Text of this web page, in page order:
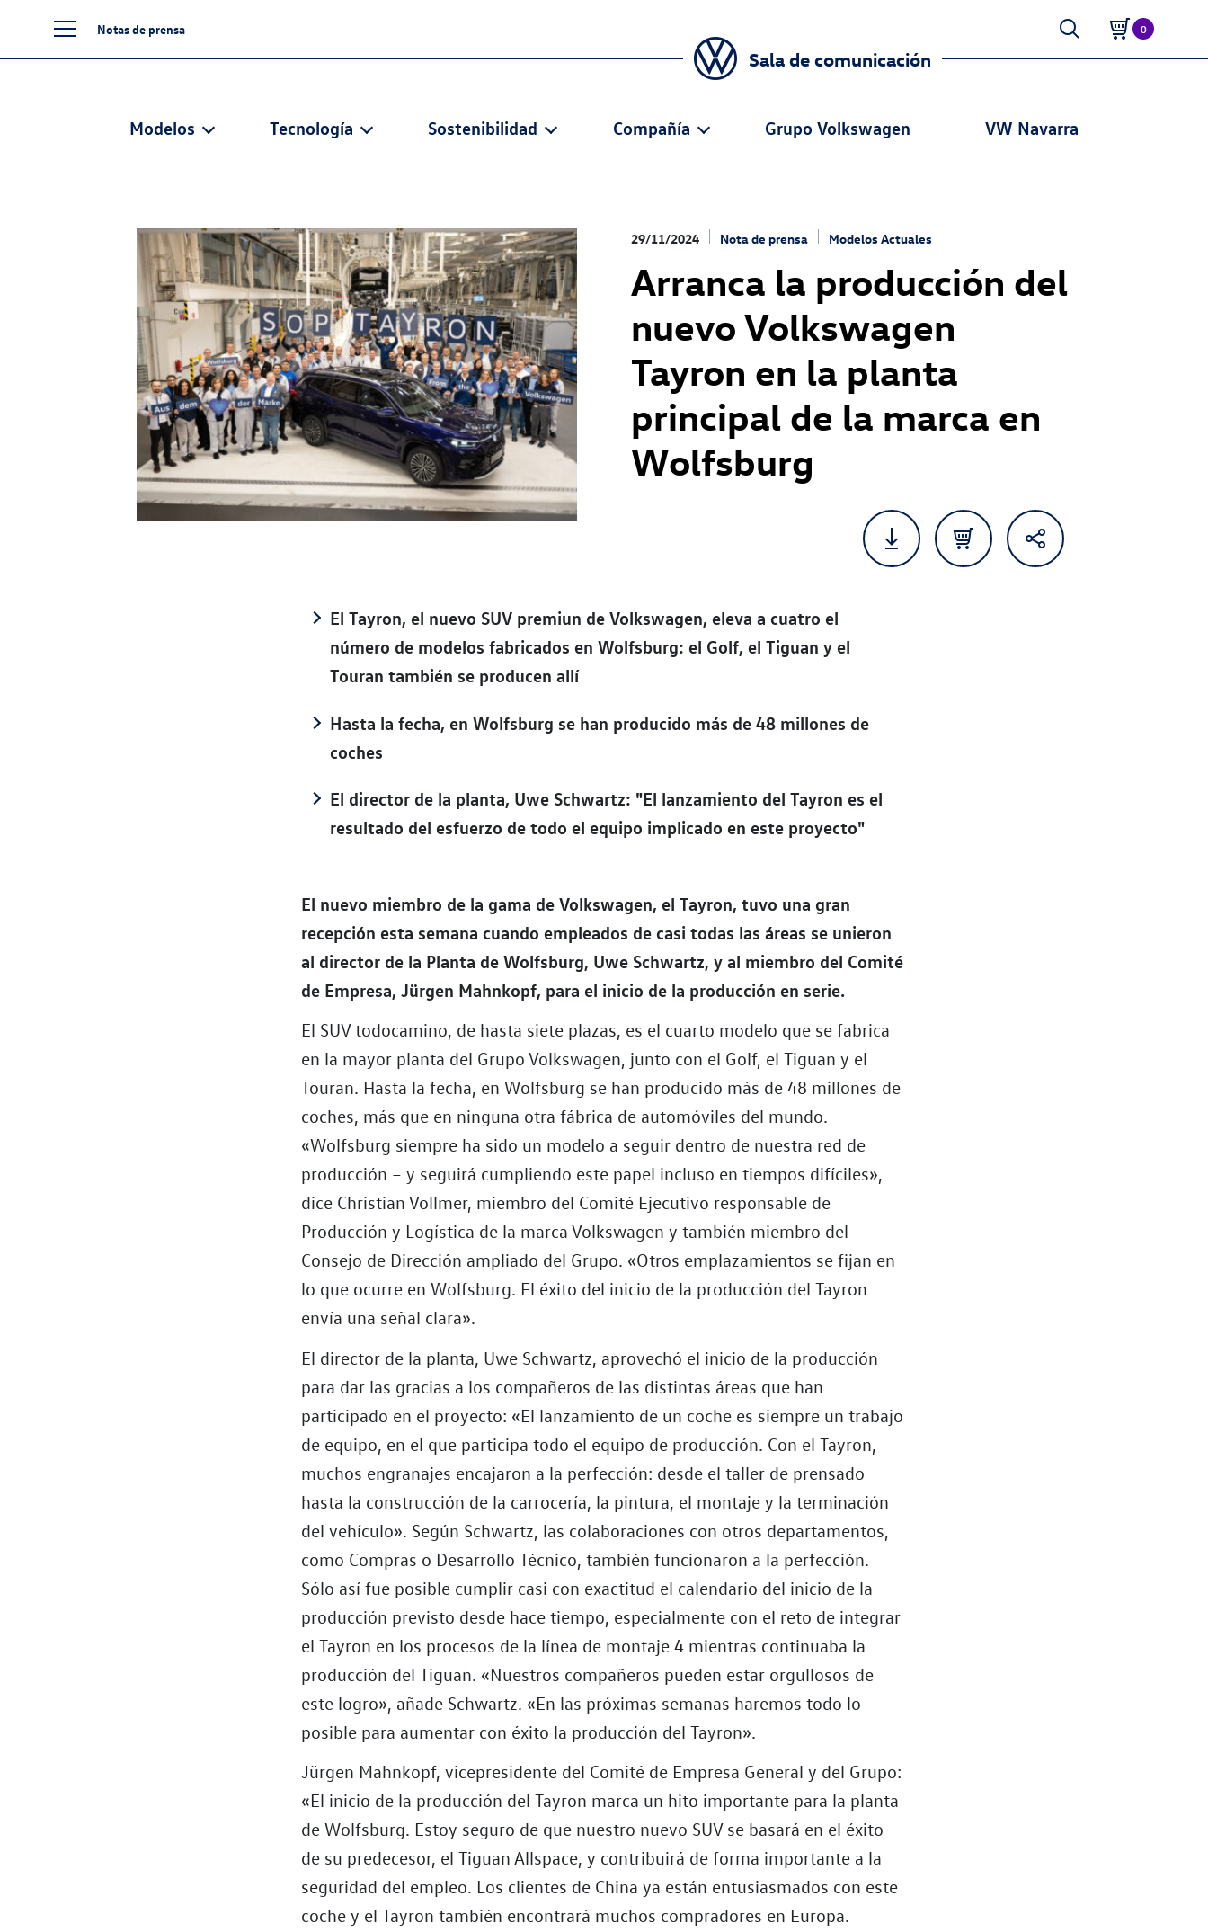
Notas de prensa 0
Sala de comunicación
Modelos Tecnología Sostenibilidad Compañía Grupo Volkswagen VW Navarra
29/11/2024 Nota de prensa Modelos Actuales
Arranca la producción del
nuevo Volkswagen
Tayron en la planta
principal de la marca en
Wolfsburg
El Tayron, el nuevo SUV premiun de Volkswagen, eleva a cuatro el
número de modelos fabricados en Wolfsburg: el Golf, el Tiguan y el
Touran también se producen allí
Hasta la fecha, en Wolfsburg se han producido más de 48 millones de
coches
El director de la planta, Uwe Schwartz: "El lanzamiento del Tayron es el
resultado del esfuerzo de todo el equipo implicado en este proyecto"
El nuevo miembro de la gama de Volkswagen, el Tayron, tuvo una gran
recepción esta semana cuando empleados de casi todas las áreas se unieron
al director de la Planta de Wolfsburg, Uwe Schwartz, y al miembro del Comité
de Empresa, Jürgen Mahnkopf, para el inicio de la producción en serie.
El SUV todocamino, de hasta siete plazas, es el cuarto modelo que se fabrica
en la mayor planta del Grupo Volkswagen, junto con el Golf, el Tiguan y el
Touran. Hasta la fecha, en Wolfsburg se han producido más de 48 millones de
coches, más que en ninguna otra fábrica de automóviles del mundo.
«Wolfsburg siempre ha sido un modelo a seguir dentro de nuestra red de
producción – y seguirá cumpliendo este papel incluso en tiempos difíciles»,
dice Christian Vollmer, miembro del Comité Ejecutivo responsable de
Producción y Logística de la marca Volkswagen y también miembro del
Consejo de Dirección ampliado del Grupo. «Otros emplazamientos se fijan en
lo que ocurre en Wolfsburg. El éxito del inicio de la producción del Tayron
envía una señal clara».
El director de la planta, Uwe Schwartz, aprovechó el inicio de la producción
para dar las gracias a los compañeros de las distintas áreas que han
participado en el proyecto: «El lanzamiento de un coche es siempre un trabajo
de equipo, en el que participa todo el equipo de producción. Con el Tayron,
muchos engranajes encajaron a la perfección: desde el taller de prensado
hasta la construcción de la carrocería, la pintura, el montaje y la terminación
del vehículo». Según Schwartz, las colaboraciones con otros departamentos,
como Compras o Desarrollo Técnico, también funcionaron a la perfección.
Sólo así fue posible cumplir casi con exactitud el calendario del inicio de la
producción previsto desde hace tiempo, especialmente con el reto de integrar
el Tayron en los procesos de la línea de montaje 4 mientras continuaba la
producción del Tiguan. «Nuestros compañeros pueden estar orgullosos de
este logro», añade Schwartz. «En las próximas semanas haremos todo lo
posible para aumentar con éxito la producción del Tayron».
Jürgen Mahnkopf, vicepresidente del Comité de Empresa General y del Grupo:
«El inicio de la producción del Tayron marca un hito importante para la planta
de Wolfsburg. Estoy seguro de que nuestro nuevo SUV se basará en el éxito
de su predecesor, el Tiguan Allspace, y contribuirá de forma importante a la
seguridad del empleo. Los clientes de China ya están entusiasmados con este
coche y el Tayron también encontrará muchos compradores en Europa.